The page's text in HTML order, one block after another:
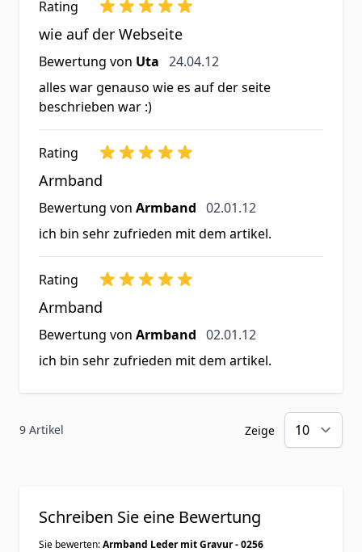
Rating
wie auf der Webseite
Bewertung von Uta 24. April 2012
24.04.12
alles war genauso wie es auf der seite
beschrieben war :)
Rating
Armband
Bewertung von Armband 2. Januar 2012
02.01.12
ich bin sehr zufrieden mit dem artikel.
Rating
Armband
Bewertung von Armband 2. Januar 2012
02.01.12
ich bin sehr zufrieden mit dem artikel.
9 Artikel Zeige
Schreiben Sie eine Bewertung
Sie bewerten:Armband Leder mit Gravur - 0256